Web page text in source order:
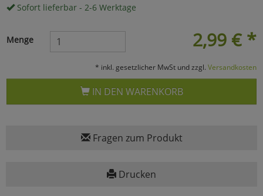
Sofort lieferbar - 2-6 Werktage
2,99 € *
Menge
* inkl. gesetzlicher MwSt und zzgl. Versandkosten
IN DEN WARENKORB
Fragen zum Produkt
Drucken
Umfragetools
Cookies
Alle Akzeptieren